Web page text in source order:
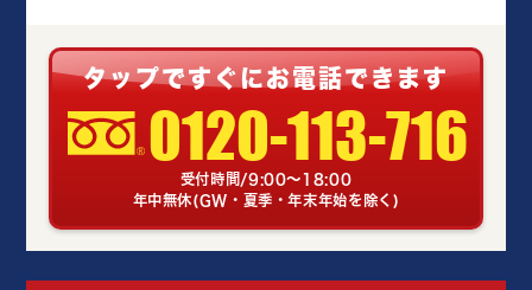
タップですぐにお電話できます
0120-113-716
受付時間/9:00～18:00
年中無休(GW・夏季・年末年始を除く)